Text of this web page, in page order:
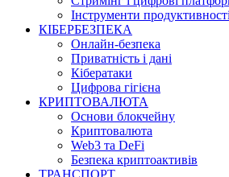
Інструменти продуктивності
КІБЕРБЕЗПЕКА
Онлайн-безпека
Приватність і дані
Кібератаки
Цифрова гігієна
КРИПТОВАЛЮТА
Основи блокчейну
Криптовалюта
Web3 та DeFi
Безпека криптоактивів
ТРАНСПОРТ